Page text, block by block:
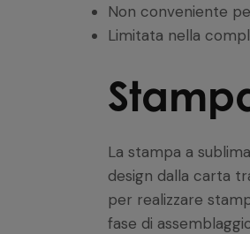
Non conveniente
Limitata nella
La stampa a
design dalla carta
per realizzare
fase di